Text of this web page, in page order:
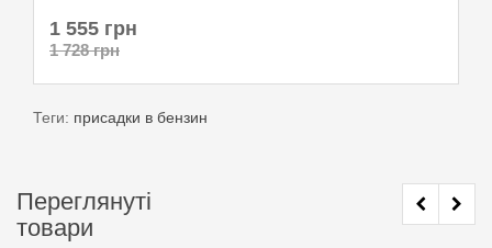
1 555 грн
1 728 грн
Теги: присадки в бензин
Переглянуті
товари